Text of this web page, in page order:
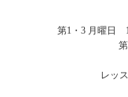
第1・3 月曜日
レッ